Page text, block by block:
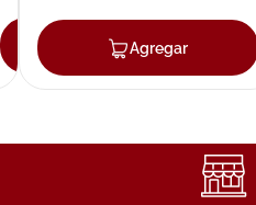
AgregarAgregar